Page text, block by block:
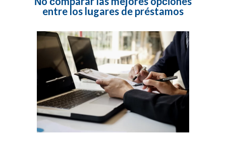
entre los lugares de préstamos